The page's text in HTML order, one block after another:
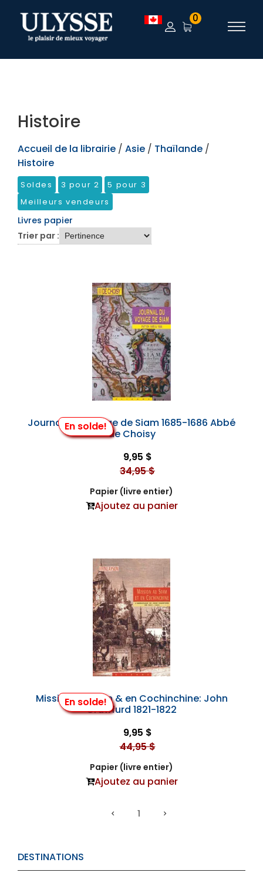
TEST 0
DESTINATIONS
Histoire
Accueil de la librairie / Asie / Thaïlande /
Histoire
Soldes 3 pour 2
5 pour 3
Meilleurs vendeurs
Livres papier
Trier par :
En solde!
Journal du Voyage de Siam 1685-1686 Abbé
de Choisy
9,95 $
34,95 $
Papier (livre entier)
Ajoutez au panier
En solde!
Mission au Siam & en Cochinchine: John
Crawfurd 1821-1822
9,95 $
44,95 $
Papier (livre entier)
Ajoutez au panier
1